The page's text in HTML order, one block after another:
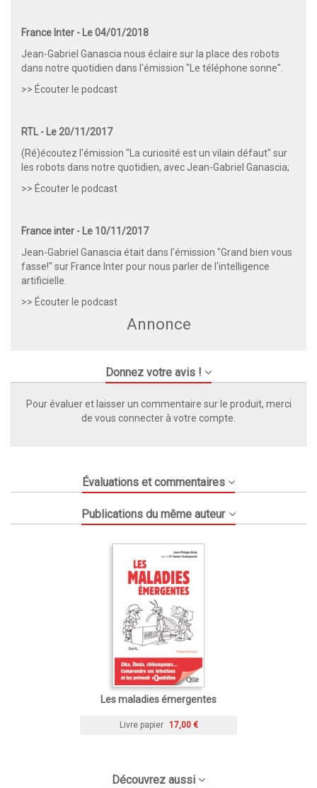
France Inter - Le 04/01/2018
Jean-Gabriel Ganascia nous éclaire sur la place des robots
dans notre quotidien dans l'émission "Le téléphone sonne".
>> Écouter le podcast
RTL - Le 20/11/2017
(Ré)écoutez l'émission "La curiosité est un vilain défaut" sur
les robots dans notre quotidien, avec Jean-Gabriel Ganascia;
>> Écouter le podcast
France inter - Le 10/11/2017
Jean-Gabriel Ganascia était dans l'émission "Grand bien vous
fasse!" sur France Inter pour nous parler de l'intelligence
artificielle.
>> Écouter le podcast
Annonce
Donnez votre avis !
Pour évaluer et laisser un commentaire sur le produit, merci
de vous connecter à votre compte.
Évaluations et commentaires
Publications du même auteur
Les maladies émergentes
Livre papier 17,00 €
Découvrez aussi